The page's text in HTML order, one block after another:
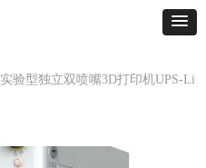
实验型独立双喷嘴3D打印机UPS-Li